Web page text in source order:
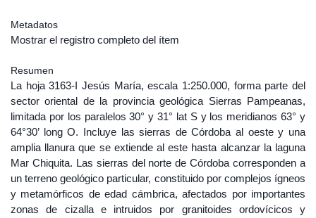
Metadatos
Mostrar el registro completo del ítem
Resumen
La hoja 3163-I Jesús María, escala 1:250.000, forma parte del
sector oriental de la provincia geológica Sierras Pampeanas,
limitada por los paralelos 30° y 31° lat S y los meridianos 63° y
64°30’ long O. Incluye las sierras de Córdoba al oeste y una
amplia llanura que se extiende al este hasta alcanzar la laguna
Mar Chiquita. Las sierras del norte de Córdoba corresponden a
un terreno geológico particular, constituido por complejos ígneos
y metamórficos de edad cámbrica, afectados por importantes
zonas de cizalla e intruidos por granitoides ordovícicos y